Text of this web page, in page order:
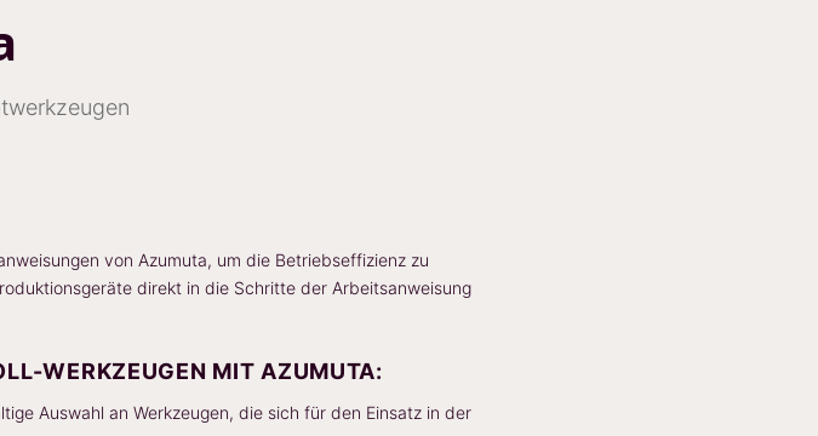
von Azumuta, um die Betriebseffizienz zu
direkt in die Schritte der Arbeitsanweisung
WERKZEUGEN MIT AZUMUTA:
Auswahl an Werkzeugen, die sich für den Einsatz in der